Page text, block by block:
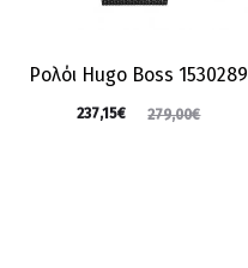
Ρολόι Hugo Boss 1530289
279,00€
237,15€